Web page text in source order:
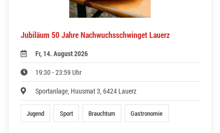
Jubiläum 50 Jahre Nachwuchsschwinget Lauerz
Fr, 14. August 2026
19:30 - 23:59 Uhr
Sportanlage, Huusmat 3, 6424 Lauerz
Jugend Sport Brauchtum Gastronomie